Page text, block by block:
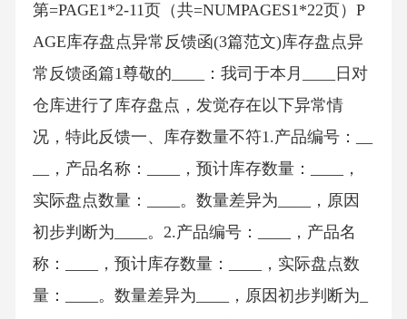
第=PAGE1*2-11页（共=NUMPAGES1*22页）P
AGE库存盘点异常反馈函(3篇范文)库存盘点异
常反馈函篇1尊敬的____：我司于本月____日对
仓库进行了库存盘点，发觉存在以下异常情
况，特此反馈一、库存数量不符1.产品编号：__
__，产品名称：____，预计库存数量：____，
实际盘点数量：____。数量差异为____，原因
初步判断为____。2.产品编号：____，产品名
称：____，预计库存数量：____，实际盘点数
量：____。数量差异为____，原因初步判断为_